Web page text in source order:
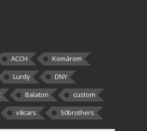
ACCH
Komárom
Lurdy
DNY
Balaton
custom
v8cars 50brothers